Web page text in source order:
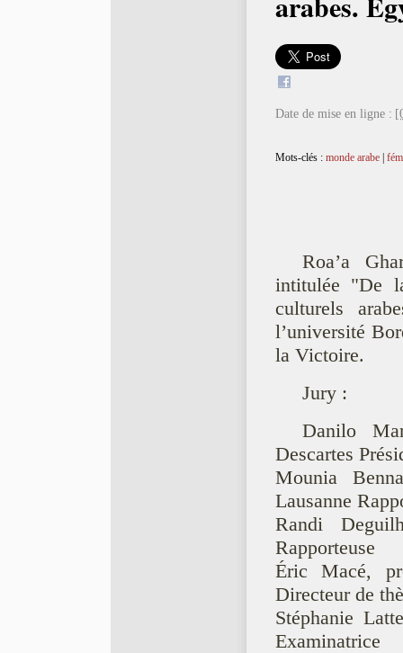
Date de mise en ligne :
Mots-clés : monde arabe|
Roa’a
intitulée "De
culturels
l’université
la Victoire.
Jury :
Danilo
Descartes
Mounia
Lausanne
Randi
Rapporteuse
Éric Macé,
Directeur de
Stéphanie
Examinatrice